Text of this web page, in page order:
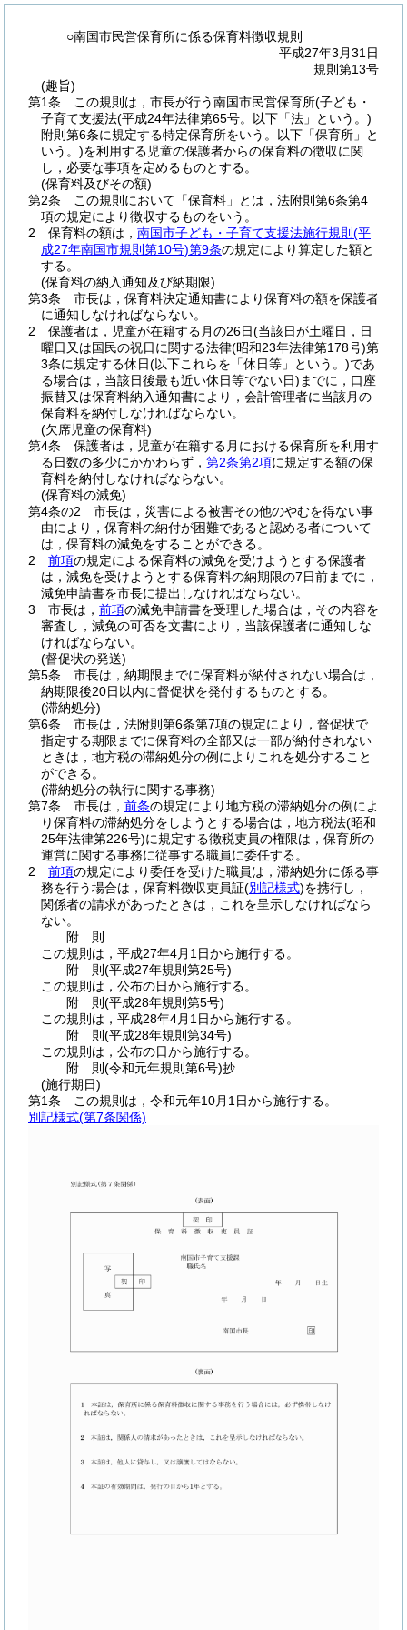
○南国市民営保育所に係る保育料徴収規則
平成27年3月31日
規則第13号
(趣旨)
第1条
この規則は，市長が行う南国市民営保育所(子ども・
子育て支援法(平成24年法律第65号。以下「法」という。)
附則第6条に規定する特定保育所をいう。以下「保育所」と
いう。)を利用する児童の保護者からの保育料の徴収に関
し，必要な事項を定めるものとする。
(保育料及びその額)
第2条
この規則において「保育料」とは，法附則第6条第4
項の規定により徴収するものをいう。
2
保育料の額は， 南国市子ども・子育て支援法施行規則 (平
成27年南国市規則第10号)第9条の規定により算定した額と
する。
(保育料の納入通知及び納期限)
第3条
市長は，保育料決定通知書により保育料の額を保護者
に通知しなければならない。
2
保護者は，児童が在籍する月の26日(当該日が土曜日，日
曜日又は国民の祝日に関する法律(昭和23年法律第178号)第
3条に規定する休日(以下これらを「休日等」という。)であ
る場合は，当該日後最も近い休日等でない日) までに，口座
振替又は保育料納入通知書により，会計管理者に当該月の
保育料を納付しなければならない。
(欠席児童の保育料)
第4条
保護者は，児童が在籍する月における保育所を利用す
る日数の多少にかかわらず， 第2条第2項に規定する額の保
育料を納付しなければならない。
(保育料の減免)
第4条の2
市長は，災害による被害その他のやむを得ない事
由により，保育料の納付が困難であると認める者について
は，保育料の減免をすることができる。
2
前項の規定による保育料の減免を受けようとする保護者
は，減免を受けようとする保育料の納期限の7日前までに，
減免申請書を市長に提出しなければならない。
3
市長は， 前項の減免申請書を受理した場合は，その内容を
審査し，減免の可否を文書により，当該保護者に通知しな
ければならない。
(督促状の発送)
第5条
市長は，納期限までに保育料が納付されない場合は，
納期限後20日以内に督促状を発付するものとする。
(滞納処分)
第6条
市長は，法附則第6条第7項の規定により，督促状で
指定する期限までに保育料の全部又は一部が納付されない
ときは，地方税の滞納処分の例によりこれを処分すること
ができる。
(滞納処分の執行に関する事務)
第7条
市長は， 前条の規定により地方税の滞納処分の例によ
り保育料の滞納処分をしようとする場合は，地方税法(昭和
25年法律第226号)に規定する徴税吏員の権限は，保育所の
運営に関する事務に従事する職員に委任する。
2
前項の規定により委任を受けた職員は，滞納処分に係る事
務を行う場合は，保育料徴収吏員証(別記様式)を携行し，
関係者の請求があったときは，これを呈示しなければなら
ない。
附 則
この規則は，平成27年4月1日から施行する。
附 則(平成27年規則第25号)
この規則は，公布の日から施行する。
附 則(平成28年規則第5号)
この規則は，平成28年4月1日から施行する。
附 則(平成28年規則第34号)
この規則は，公布の日から施行する。
附 則(令和元年規則第6号)抄
(施行期日)
第1条
この規則は，令和元年10月1日から施行する。
別記様式(第7条関係)